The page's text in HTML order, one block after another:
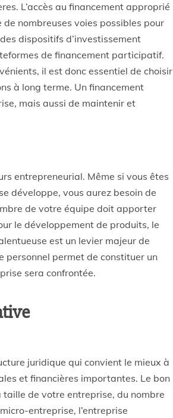
L’accès au financement approprié
nombreuses voies possibles pour
dispositifs d’investissement
de financement participatif.
il est donc essentiel de choisir
à long terme. Un financement
mais aussi de maintenir et
entrepreneurial. Même si vous êtes
développe, vous aurez besoin de
de votre équipe doit apporter
le développement de produits, le
est un levier majeur de
personnel permet de constituer un
sera confrontée.
juridique qui convient le mieux à
et financières importantes. Le bon
de votre entreprise, du nombre
entreprise, l’entreprise